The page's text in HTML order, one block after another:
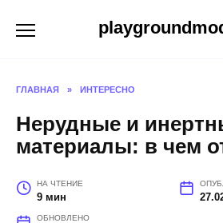
ГЛАВНАЯ » ИНТЕРЕСНО
Нерудные и
материалы: в чем
НА ЧТЕНИЕ
9 мин
ОБНОВЛЕНО